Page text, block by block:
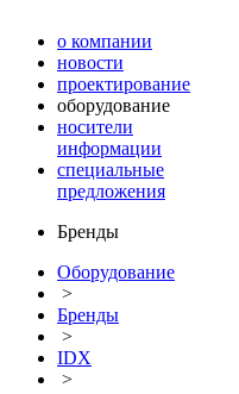
о компании
новости
проектирование
оборудование
носители
информации
специальные
предложения
Бренды
Оборудование
>
Бренды
>
IDX
>